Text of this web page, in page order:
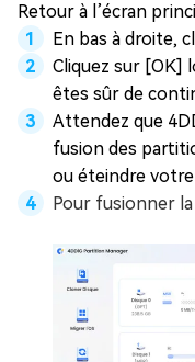
Retour à l’écran
En bas à droite,
Cliquez sur [OK]
êtes sûr de
Attendez que
fusion des
ou éteindre
Pour fusionner